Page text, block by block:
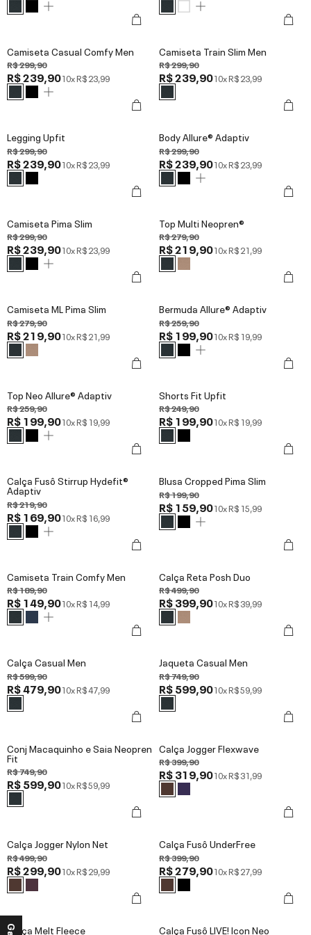
Camiseta Casual Comfy Men
R$ 299,90
R$ 239,9010xR$ 23,99
Camiseta Train Slim Men
R$ 299,90
R$ 239,9010xR$ 23,99
Legging Upfit
R$ 299,90
R$ 239,9010xR$ 23,99
Body Allure® Adaptiv
R$ 299,90
R$ 239,9010xR$ 23,99
Camiseta Pima Slim
R$ 299,90
R$ 239,9010xR$ 23,99
Top Multi Neopren®
R$ 279,90
R$ 219,9010xR$ 21,99
Camiseta ML Pima Slim
R$ 279,90
R$ 219,9010xR$ 21,99
Bermuda Allure® Adaptiv
R$ 259,90
R$ 199,9010xR$ 19,99
Top Neo Allure® Adaptiv
R$ 259,90
R$ 199,9010xR$ 19,99
Shorts Fit Upfit
R$ 249,90
R$ 199,9010xR$ 19,99
Calça Fusô Stirrup Hydefit®
Adaptiv
R$ 219,90
R$ 169,9010xR$ 16,99
Blusa Cropped Pima Slim
R$ 199,90
R$ 159,9010xR$ 15,99
Camiseta Train Comfy Men
R$ 189,90
R$ 149,9010xR$ 14,99
Calça Reta Posh Duo
R$ 499,90
R$ 399,9010xR$ 39,99
Calça Casual Men
R$ 599,90
R$ 479,9010xR$ 47,99
Jaqueta Casual Men
R$ 749,90
R$ 599,9010xR$ 59,99
Conj Macaquinho e Saia Neopren
Fit
R$ 749,90
R$ 599,9010xR$ 59,99
Calça Jogger Flexwave
R$ 399,90
R$ 319,9010xR$ 31,99
Calça Jogger Nylon Net
R$ 499,90
R$ 299,9010xR$ 29,99
Calça Fusô UnderFree
R$ 399,90
R$ 279,9010xR$ 27,99
Calça Melt Fleece Calça Fusô LIVE! Icon Neo